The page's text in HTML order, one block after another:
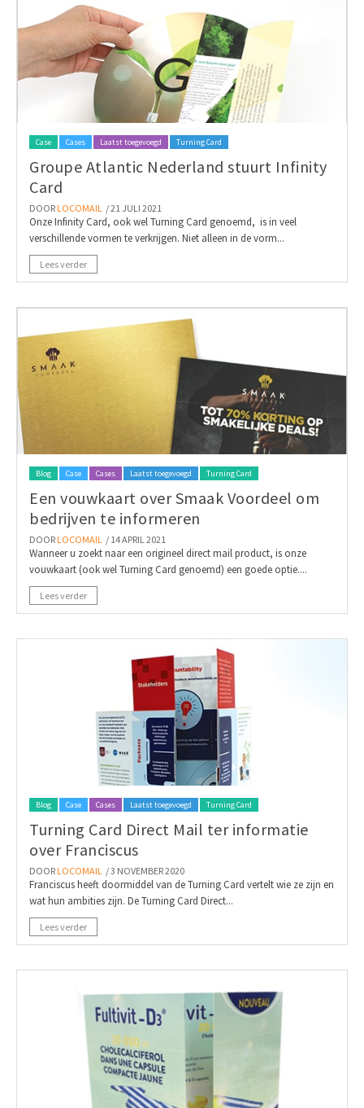
Case Cases Laatst toegevoegd Turning Card
Groupe Atlantic Nederland stuurt Infinity
Card
DOOR LOCOMAIL / 21 JULI 2021
Onze Infinity Card, ook wel Turning Card genoemd, is in veel
verschillende vormen te verkrijgen. Niet alleen in de vorm...
Lees verder
Blog Case Cases Laatst toegevoegd Turning Card
Een vouwkaart over Smaak Voordeel om
bedrijven te informeren
DOOR LOCOMAIL / 14 APRIL 2021
Wanneer u zoekt naar een origineel direct mail product, is onze
vouwkaart (ook wel Turning Card genoemd) een goede optie....
Lees verder
Blog Case Cases Laatst toegevoegd Turning Card
Turning Card Direct Mail ter informatie
over Franciscus
DOOR LOCOMAIL / 3 NOVEMBER 2020
Franciscus heeft doormiddel van de Turning Card vertelt wie ze zijn en
wat hun ambities zijn. De Turning Card Direct...
Lees verder